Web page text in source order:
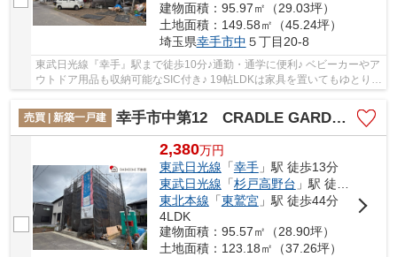
建物面積：95.97㎡（29.03坪）
土地面積：149.58㎡（45.24坪）
埼玉県幸手市中 ５丁目20-8
東武日光線『幸手』駅まで徒歩10分♪通勤・通学に便利♪ ベビーカーやア
ウトドア用品も収納可能なSIC付き♪ 19帖LDKは家具を置いてもゆとりあ
売買 | 新築一戸建
幸手市中第12 CRADLE GARDEN 新築戸建 全1棟 1号棟
2,380万円
東武日光線 「幸手」駅 徒歩13分
東武日光線 「杉戸高野台 」駅 徒歩42分
東北本線 「東鷲宮」駅 徒歩44分
4LDK
建物面積：95.57㎡（28.90坪）
土地面積：123.18㎡（37.26坪）